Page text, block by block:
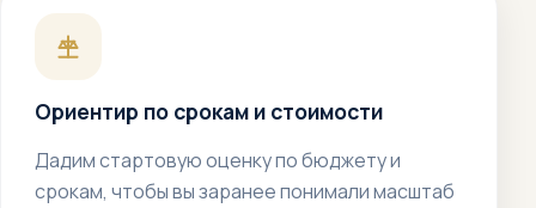
Ориентир по срокам и стоимости
Дадим стартовую оценку по бюджету и
срокам, чтобы вы заранее понимали масштаб